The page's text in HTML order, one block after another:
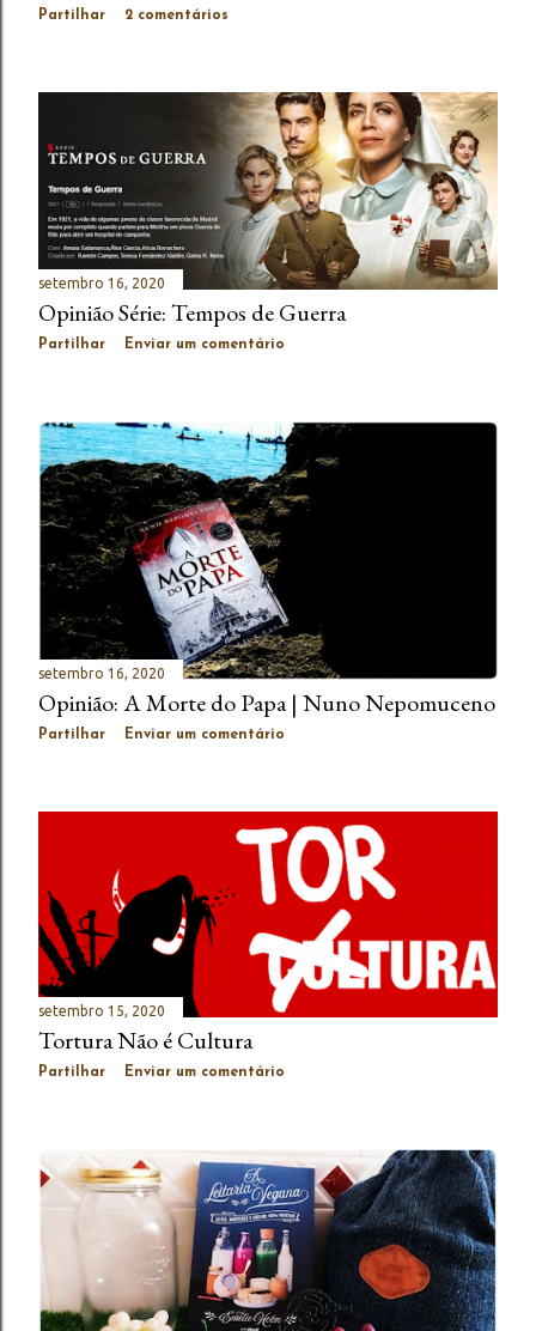
Partilhar 2 comentários
setembro 16, 2020
Opinião Série: Tempos de Guerra
Partilhar Enviar um comentário
setembro 16, 2020
Opinião: A Morte do Papa | Nuno Nepomuceno
Partilhar Enviar um comentário
setembro 15, 2020
Tortura Não é Cultura
Partilhar Enviar um comentário